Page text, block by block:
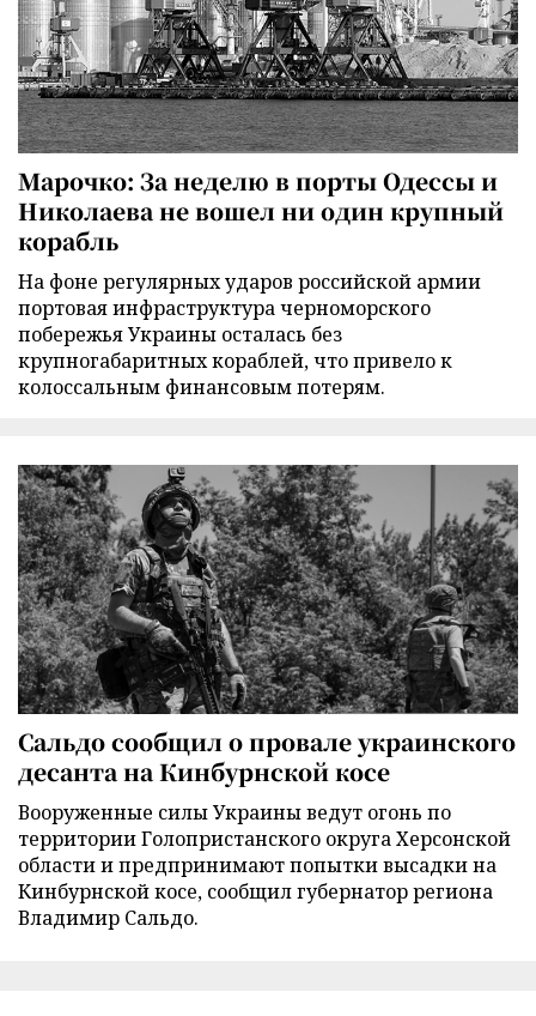
Марочко: За неделю в порты Одессы и
Николаева не вошел ни один крупный
корабль
На фоне регулярных ударов российской армии
портовая инфраструктура черноморского
побережья Украины осталась без
крупногабаритных кораблей, что привело к
колоссальным финансовым потерям.
Сальдо сообщил о провале украинского
десанта на Кинбурнской косе
Вооруженные силы Украины ведут огонь по
территории Голопристанского округа Херсонской
области и предпринимают попытки высадки на
Кинбурнской косе, сообщил губернатор региона
Владимир Сальдо.